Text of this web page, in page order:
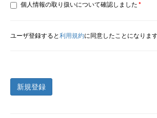
個人情報の取り扱いについて確認しました
ユーザ登録すると利用規約に同意したことになりま
新規登録